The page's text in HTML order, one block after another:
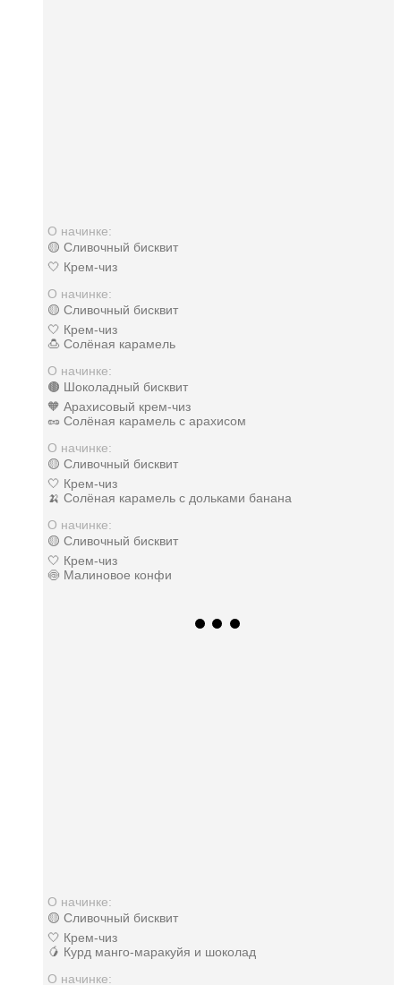
О начинке:
🟡 Сливочный бисквит
🤍 Крем-чиз
О начинке:
🟡 Сливочный бисквит
🤍 Крем-чиз
🍮 Солёная карамель
О начинке:
🟤 Шоколадный бисквит
🧡 Арахисовый крем-чиз
🥜 Солёная карамель с арахисом
О начинке:
🟡 Сливочный бисквит
🤍 Крем-чиз
🍌 Солёная карамель с дольками банана
О начинке:
🟡 Сливочный бисквит
🤍 Крем-чиз
🍥 Малиновое конфи
О начинке:
🟡 Сливочный бисквит
🤍 Крем-чиз
🥭 Курд манго-маракуйя и шоколад
О начинке: